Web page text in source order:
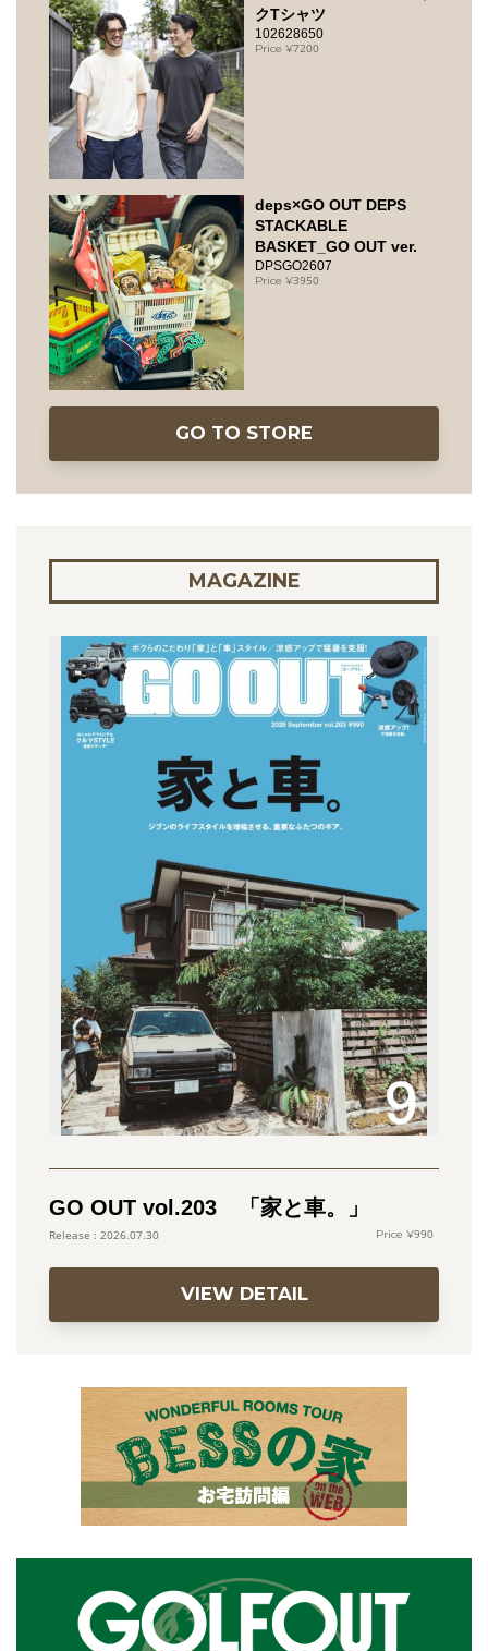
クTシャツ
102628650
7200
deps×GO OUT DEPS
STACKABLE
BASKET_GO OUT ver.
DPSGO2607
3950
GO TO STORE
MAGAZINE
GO OUT vol.203 「家と車。」
2026.07.30 990
VIEW DETAIL